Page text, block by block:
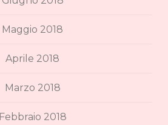
Maggio 2018
Aprile 2018
Marzo 2018
Febbraio 2018